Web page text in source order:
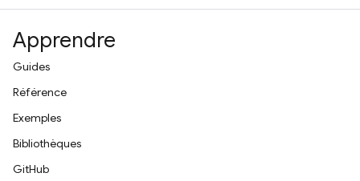
Apprendre
Guides
Référence
Exemples
Bibliothèques
GitHub